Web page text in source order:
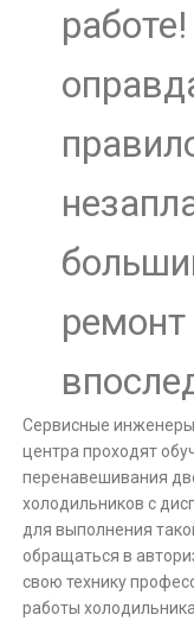
Сервисные инженеры
центра проходят
перенавешивания
холодильников с
для выполнения
обращаться в
свою технику
работы